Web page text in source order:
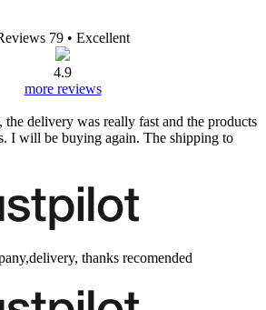
79 • Excellent
4.9
more reviews
the delivery was really fast and the products
I will be buying again. The shipping to
thanks recomended